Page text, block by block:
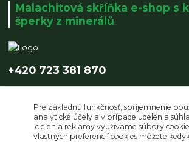
Malachitová skříňka e-shop s
šperky z minerálů
+420 723 381 870
Pre základnú funkčnosť, spríjemnenie
analytické účely a v prípade udelenia
cielenia reklamy využívame súbory
vlastných preferencií cookies môžete